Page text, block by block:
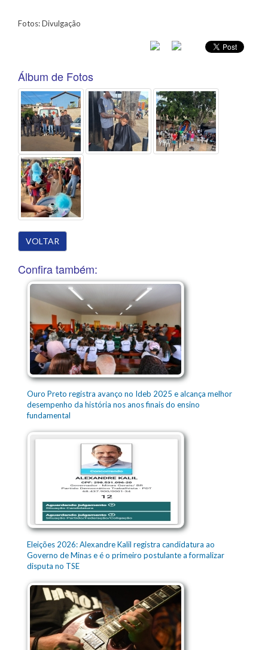
Fotos: Divulgação
Álbum de Fotos
VOLTAR
Confira também:
Ouro Preto registra avanço no Ideb 2025 e alcança melhor
desempenho da história nos anos finais do ensino
fundamental
Eleições 2026: Alexandre Kalil registra candidatura ao
Governo de Minas e é o primeiro postulante a formalizar
disputa no TSE